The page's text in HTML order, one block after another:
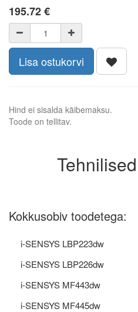
195.72€
Lisa ostukorvi
Hind ei sisalda käibemaksu.
Toode on tellitav.
Kokkusobiv toodetega:
i-SENSYS LBP223dw
i-SENSYS LBP226dw
i-SENSYS MF443dw
i-SENSYS MF445dw